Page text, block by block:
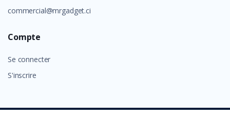
commercial@mrgadget.ci
Compte
Se connecter
S'inscrire